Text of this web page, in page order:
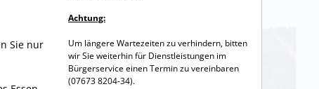
Sie nur
Achtung:
Um längere Wartezeiten zu verhindern, bitten
wir Sie weiterhin für Dienstleistungen im
Bürgerservice einen Termin zu vereinbaren
(07673 8204-34).